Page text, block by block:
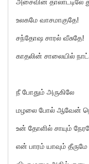
உலகமே வாசமாகுதே!
சந்தோஷ சாரல் வீசுதே!
காதலின் சாலையில்
நீ போதும் அருகிலே
மழலை போல் ஆவேன்
உன் தோளில் சாயும்
என் பாரம் யாவும் தீருமே